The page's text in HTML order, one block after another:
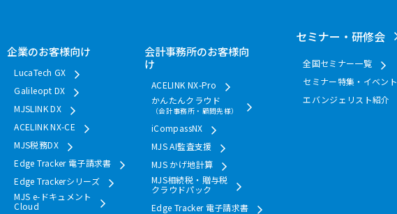
企業のお客様向け
LucaTech GX
Galileopt DX
MJSLINK DX
ACELINK NX-CE
MJS税務DX
Edge Tracker 電子請求書
Edge Trackerシリーズ
MJS e-ドキュメント
Cloud
会計事務所のお客様向
け
ACELINK NX-Pro
かんたんクラウド
（会計事務所・顧問先様）
iCompassNX
MJS AI監査支援
MJS かげ地計算
MJS相続税・贈与税
クラウドパック
Edge Tracker 電子請求書
セミナー・研修会
全国セミナー一覧
セミナー特集・イベント
エバンジェリスト紹介